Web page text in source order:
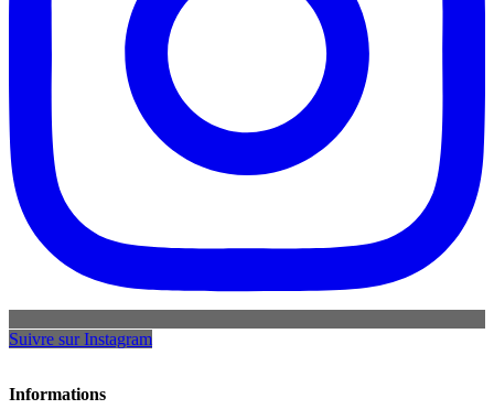
Suivre sur Instagram
Informations